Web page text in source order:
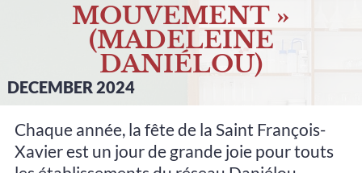
MOUVEMENT »
(MADELEINE
DANIÉLOU)
DECEMBER 2024
Chaque année, la fête de la Saint François-
Xavier est un jour de grande joie pour touts